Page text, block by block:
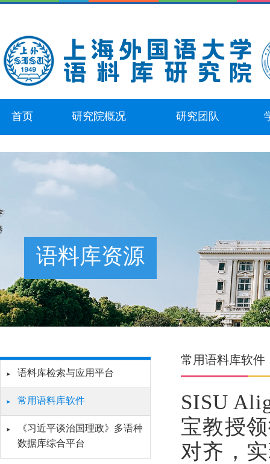
首页 研究院概况 研究团队
语料库资源
语料库检索与应用平台
常用语料库软件
《习近平谈治国理政》多语种
数据库综合平台
常用语料库软件
SISU
宝教授
对齐，